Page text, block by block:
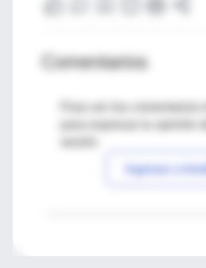
Comentarios
Para ver los comentarios
Ingresar a